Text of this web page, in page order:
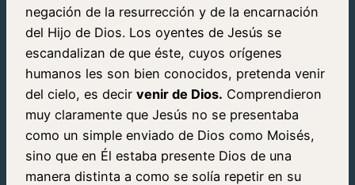
negación de la resurrección y de la encarnación
del Hijo de Dios. Los oyentes de Jesús se
escandalizan de que éste, cuyos orígenes
humanos les son bien conocidos, pretenda venir
del cielo, es decir venir de Dios. Comprendieron
muy claramente que Jesús no se presentaba
como un simple enviado de Dios como Moisés,
sino que en Él estaba presente Dios de una
manera distinta a como se solía repetir en su